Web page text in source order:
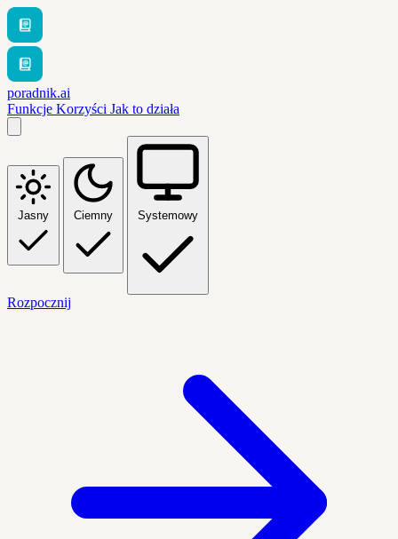
poradnik.ai
Funkcje Korzyści Jak to działa
Jasny Ciemny Systemowy
Rozpocznij